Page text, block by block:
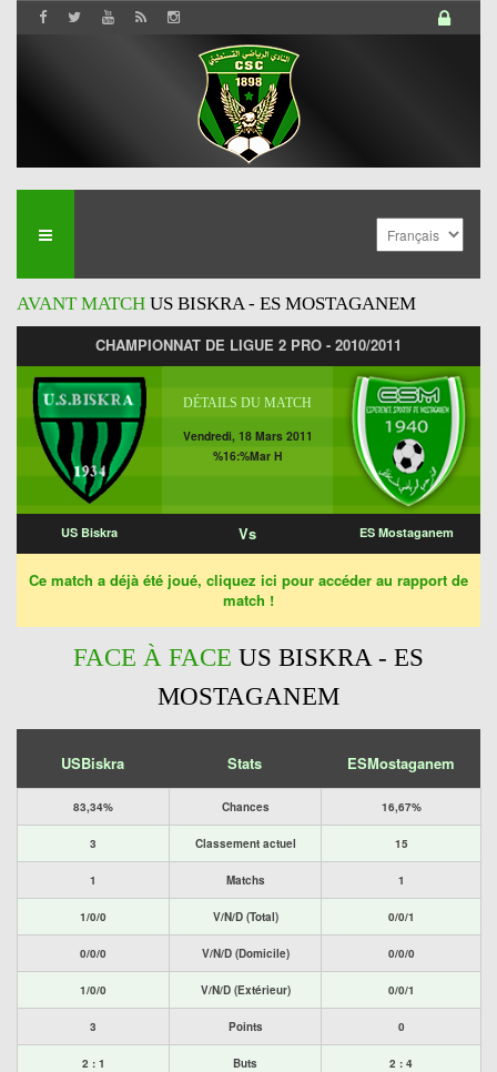
AVANT MATCH US BISKRA - ES MOSTAGANEM
CHAMPIONNAT DE LIGUE 2 PRO - 2010/2011
DÉTAILS DU MATCH
Vendredi, 18 Mars 2011
%16:%Mar H
US Biskra Vs ES Mostaganem
Ce match a déjà été joué, cliquez ici pour accéder au rapport de
match !
FACE À FACE US BISKRA - ES
MOSTAGANEM
USBiskra Stats ESMostaganem
83,34% Chances 16,67%
3 Classement actuel 15
1 Matchs 1
1/0/0 V/N/D (Total) 0/0/1
0/0/0 V/N/D (Domicile) 0/0/0
1/0/0 V/N/D (Extérieur) 0/0/1
3 Points 0
2 : 1 Buts 2 : 4